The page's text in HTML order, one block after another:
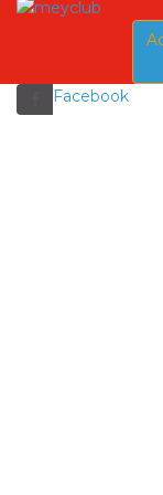
Facebook